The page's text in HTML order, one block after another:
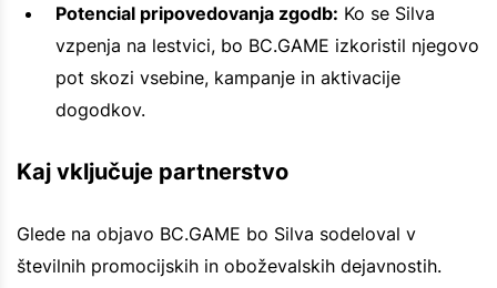
Potencial pripovedovanja zgodb: Ko se Silva
vzpenja na lestvici, bo BC.GAME izkoristil njegovo
pot skozi vsebine, kampanje in aktivacije
dogodkov.
Kaj vključuje partnerstvo
Glede na objavo BC.GAME bo Silva sodeloval v
številnih promocijskih in oboževalskih dejavnostih.